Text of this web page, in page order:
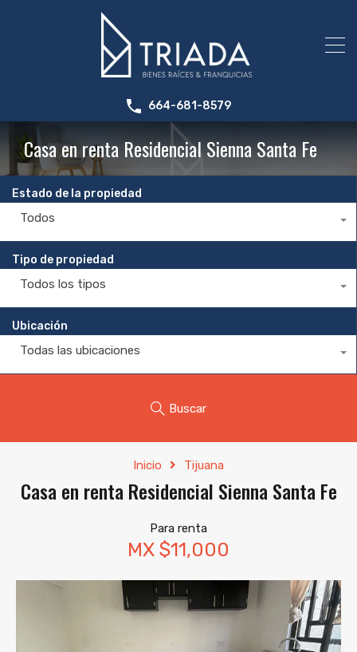
664-681-8579
Casa en renta Residencial Sienna Santa Fe
Estado de la propiedad
Todos
Tipo de propiedad
Todos los tipos
Ubicación
Todas las ubicaciones
Buscar
Inicio Tijuana
Casa en renta Residencial Sienna Santa Fe
Para renta
MX $11,000